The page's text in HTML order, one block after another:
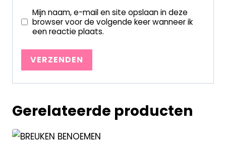
Mijn naam, e-mail en site opslaan in deze
browser voor de volgende keer wanneer ik
een reactie plaats.
Gerelateerde producten